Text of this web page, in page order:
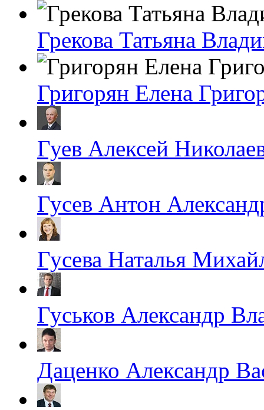
Грекова Татьяна
Григорян Елена
Гуев Алексей
Гусев Антон
Гусева Наталья
Гуськов Александр
Даценко Александр